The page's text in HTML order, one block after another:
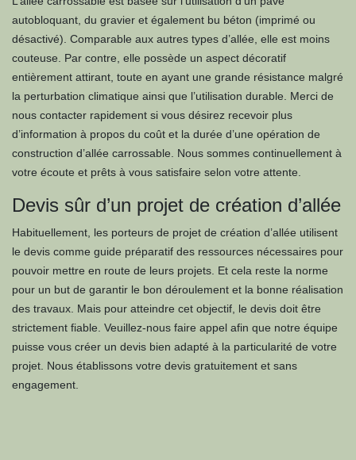
autobloquant, du gravier et également bu béton (imprimé ou
désactivé). Comparable aux autres types d’allée, elle est moins
couteuse. Par contre, elle possède un aspect décoratif
entièrement attirant, toute en ayant une grande résistance malgré
la perturbation climatique ainsi que l’utilisation durable. Merci de
nous contacter rapidement si vous désirez recevoir plus
d’information à propos du coût et la durée d’une opération de
construction d’allée carrossable. Nous sommes continuellement à
votre écoute et prêts à vous satisfaire selon votre attente.
Devis sûr d’un projet de création d’allée
Habituellement, les porteurs de projet de création d’allée utilisent
le devis comme guide préparatif des ressources nécessaires pour
pouvoir mettre en route de leurs projets. Et cela reste la norme
pour un but de garantir le bon déroulement et la bonne réalisation
des travaux. Mais pour atteindre cet objectif, le devis doit être
strictement fiable. Veuillez-nous faire appel afin que notre équipe
puisse vous créer un devis bien adapté à la particularité de votre
projet. Nous établissons votre devis gratuitement et sans
engagement.